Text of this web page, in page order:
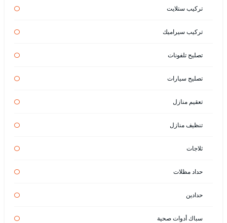
تركيب ستلايت
تركيب سيراميك
تصليح تلفونات
تصليح سيارات
تعقيم منازل
تنظيف منازل
ثلاجات
حداد مظلات
حدادين
سباك أدوات صحية